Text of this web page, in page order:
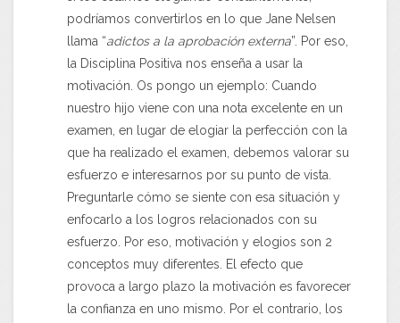
podríamos convertirlos en lo que Jane Nelsen
llama “adictos a la aprobación externa”. Por eso,
la Disciplina Positiva nos enseña a usar la
motivación. Os pongo un ejemplo: Cuando
nuestro hijo viene con una nota excelente en un
examen, en lugar de elogiar la perfección con la
que ha realizado el examen, debemos valorar su
esfuerzo e interesarnos por su punto de vista.
Preguntarle cómo se siente con esa situación y
enfocarlo a los logros relacionados con su
esfuerzo. Por eso, motivación y elogios son 2
conceptos muy diferentes. El efecto que
provoca a largo plazo la motivación es favorecer
la confianza en uno mismo. Por el contrario, los